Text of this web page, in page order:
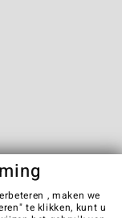
, maken we
te klikken, kunt u